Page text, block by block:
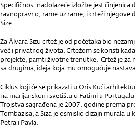
Specifičnost nadolazeće izložbe jest činjenica
ravnopravno, rame uz rame, i crteži
Size.
Za Álvara Sizu crtež je od početaka bio
već i privatnog života. Crtežom se koristi
projekte, pamti životne trenutke. Crtež je za
sa drugima, ideja koja mu omogućuje
Ciklus koji će se prikazati u Oris Kući
na marijanskom svetištu u Fatimi u
Trojstva sagrađena je 2007. godine prema
Tombazisa, a Siza je osmislio dizajn murala
Petra i Pavla.